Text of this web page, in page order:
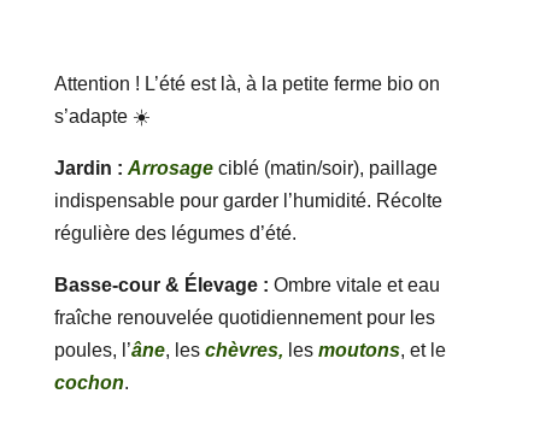
Attention ! L’été est là, à la petite ferme bio on
s’adapte ☀️
Jardin : Arrosageciblé (matin/soir), paillage
indispensable pour garder l’humidité. Récolte
régulière des légumes d’été.
Basse-cour & Élevage : Ombre vitale et eau
fraîche renouvelée quotidiennement pour les
poules, l’âne, les chèvres, les moutons, et le
cochon.